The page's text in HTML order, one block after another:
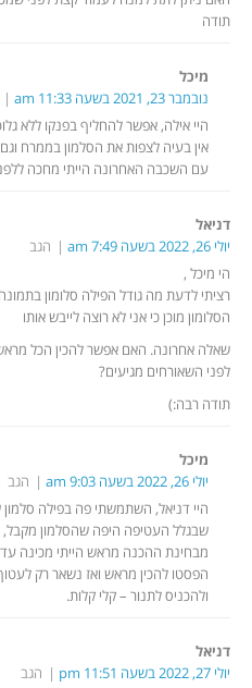
תודה
מיכל
נובמבר 23, 2021 בשעה 11:33 am
היי אילה, אפשר להחליף בפנקו ללא
אין בעיה לצפות את הסלמון בממרח
עם השכבה האחרונה הייתי מחכה
דניאל
יולי 26, 2022 בשעה 7:49 am
הגב
הי מיכל ,
רציתי לדעת מה גודל הפילה סלומון
הסלומון מוכן כי אני לא רוצה לייבש אותו
שאלה אחרונה. האם אפשר להכין הכל
לפני השאורחים מגיעים?
תודה רבה:)
מיכל
יולי 26, 2022 בשעה 9:03 am
הגב
היי דניאל, השתמשתי פה בפילה
שבגלל העטיפה היפה שהסלמון מקבל,
מבחינת ההכנה מראש הייתי מכינה
הפסטו להכין מראש ואז נשאר רק
ולהכניס לתנור – קלי קלות.
דניאל
יולי 27, 2022 בשעה 11:51 pm
הגב